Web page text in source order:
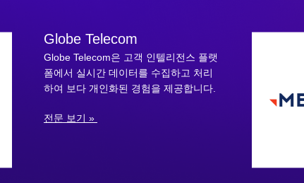
Globe Telecom
Globe Telecom은 고객 인텔리전스 플랫
폼에서 실시간 데이터를 수집하고 처리
하여 보다 개인화된 경험을 제공합니다.
전문 보기 »